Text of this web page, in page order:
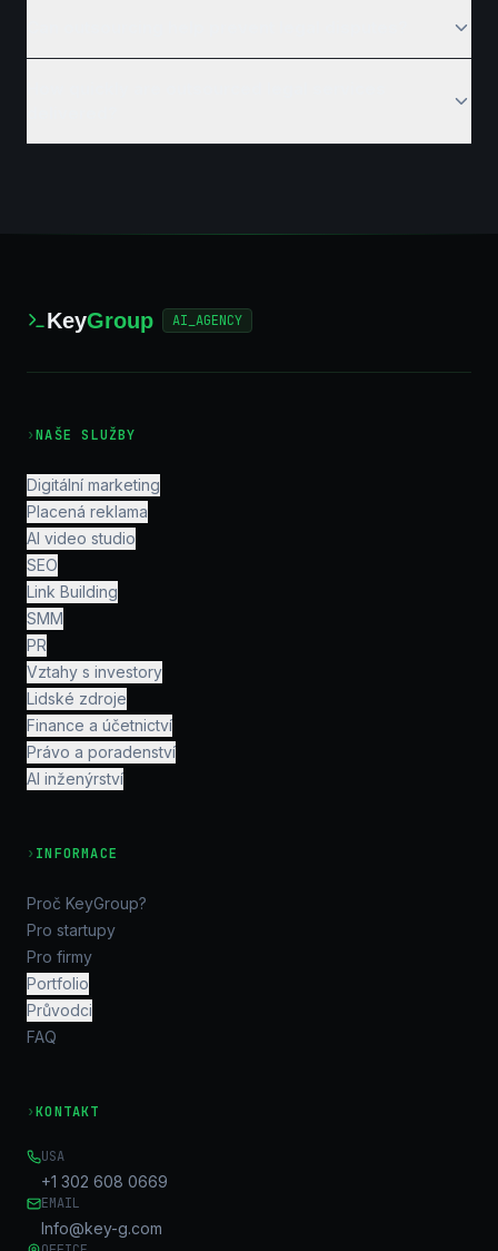
KeyGroup AI_AGENCY
›NAŠE SLUŽBY
Digitální marketing
Placená reklama
AI video studio
SEO
Link Building
SMM
PR
Vztahy s investory
Lidské zdroje
Finance a účetnictví
Právo a poradenství
AI inženýrství
› INFORMACE
Proč KeyGroup?
Pro startupy
Pro firmy
Portfolio
Průvodci
FAQ
›KONTAKT
USA
+1 302 608 0669
EMAIL
Info@key-g.com